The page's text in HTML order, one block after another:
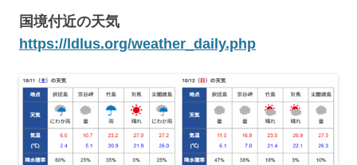
国境付近の天気
https://ldlus.org/weather_daily.php